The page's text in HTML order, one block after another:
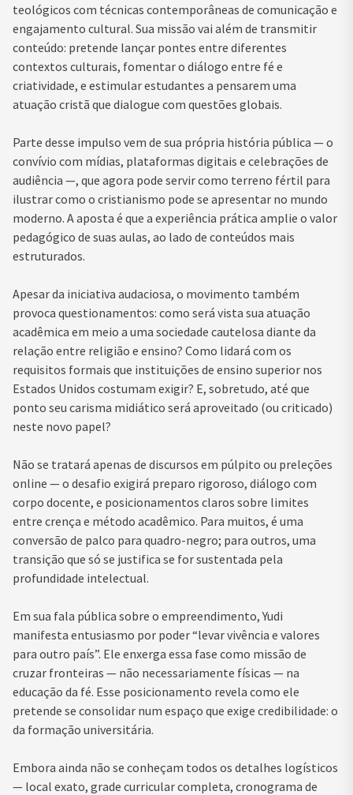
teológicos com técnicas contemporâneas de comunicação e
engajamento cultural. Sua missão vai além de transmitir
conteúdo: pretende lançar pontes entre diferentes
contextos culturais, fomentar o diálogo entre fé e
criatividade, e estimular estudantes a pensarem uma
atuação cristã que dialogue com questões globais.
Parte desse impulso vem de sua própria história pública — o
convívio com mídias, plataformas digitais e celebrações de
audiência —, que agora pode servir como terreno fértil para
ilustrar como o cristianismo pode se apresentar no mundo
moderno. A aposta é que a experiência prática amplie o valor
pedagógico de suas aulas, ao lado de conteúdos mais
estruturados.
Apesar da iniciativa audaciosa, o movimento também
provoca questionamentos: como será vista sua atuação
acadêmica em meio a uma sociedade cautelosa diante da
relação entre religião e ensino? Como lidará com os
requisitos formais que instituições de ensino superior nos
Estados Unidos costumam exigir? E, sobretudo, até que
ponto seu carisma midiático será aproveitado (ou criticado)
neste novo papel?
Não se tratará apenas de discursos em púlpito ou preleções
online — o desafio exigirá preparo rigoroso, diálogo com
corpo docente, e posicionamentos claros sobre limites
entre crença e método acadêmico. Para muitos, é uma
conversão de palco para quadro-negro; para outros, uma
transição que só se justifica se for sustentada pela
profundidade intelectual.
Em sua fala pública sobre o empreendimento, Yudi
manifesta entusiasmo por poder “levar vivência e valores
para outro país”. Ele enxerga essa fase como missão de
cruzar fronteiras — não necessariamente físicas — na
educação da fé. Esse posicionamento revela como ele
pretende se consolidar num espaço que exige credibilidade: o
da formação universitária.
Embora ainda não se conheçam todos os detalhes logísticos
— local exato, grade curricular completa, cronograma de